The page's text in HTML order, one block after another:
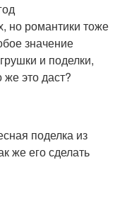
но романтики тоже
значение
и поделки,
это даст?
поделка из
же его сделать